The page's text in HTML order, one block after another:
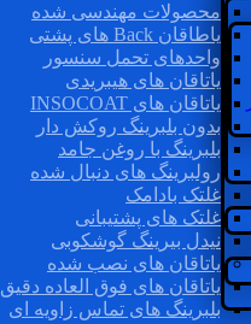
محصولات مهندسی شده
یاطاقان Back های پشتی
واحدهای تحمل سنسور
یاتاقان های هیبریدی
یاتاقان های INSOCOAT
بدون بلبرینگ روکش دار
بلبرینگ با روغن جامد
رولبرینگ های دنبال شده
غلتک بادامک
غلتک های پشتیبانی
نیدل بیرینگ گوشکوبی
یاتاقان های نصب شده
یاتاقان های فوق العاده دقیق
بلبرینگ های تماس زاویه ای